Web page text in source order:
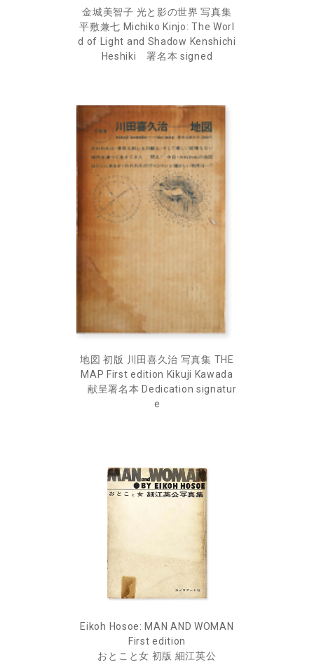
金城美智子 光と影の世界 写真集
平敷兼七 Michiko Kinjo: The Worl
d of Light and Shadow Kenshichi
Heshiki 署名本 signed
地図 初版 川田喜久治 写真集 THE
MAP First edition Kikuji Kawada
献呈署名本 Dedication signatur
e
Eikoh Hosoe: MAN AND WOMAN
First edition
おとこと女 初版 細江英公